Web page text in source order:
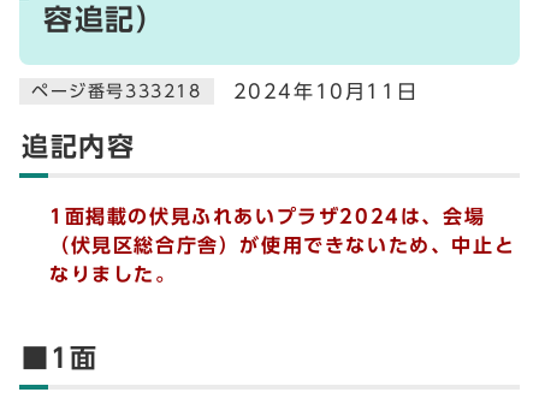
容追記）
ページ番号333218 2024年10月11日
追記内容
1面掲載の伏見ふれあいプラザ2024は、会場
（伏見区総合庁舎）が使用できないため、中止と
なりました。
■1面